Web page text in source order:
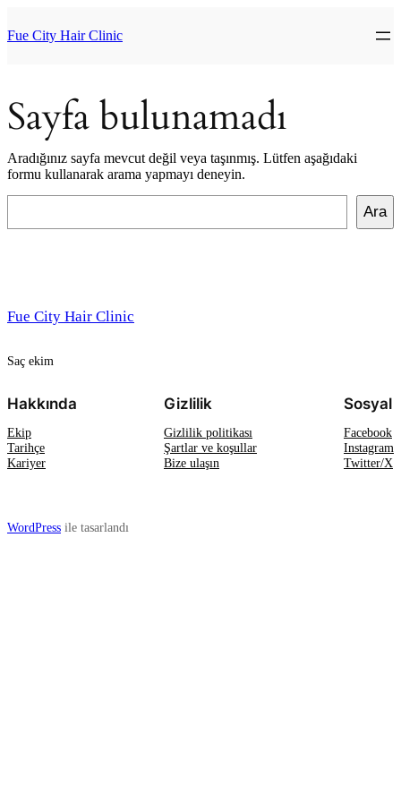
geç
Fue City Hair Clinic
Sayfa bulunamadı
Aradığınız sayfa mevcut değil veya taşınmış. Lütfen aşağıdaki
formu kullanarak arama yapmayı deneyin.
Ara
Fue City Hair Clinic
Saç ekim
Hakkında
Ekip
Tarihçe
Kariyer
Gizlilik
Gizlilik politikası
Şartlar ve koşullar
Bize ulaşın
Sosyal
Facebook
Instagram
Twitter/X
WordPress ile tasarlandı